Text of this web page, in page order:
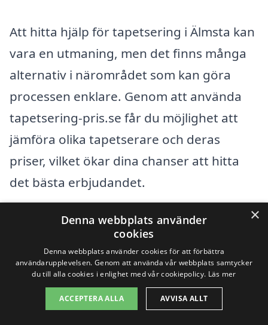
Att hitta hjälp för tapetsering i Älmsta kan
vara en utmaning, men det finns många
alternativ i närområdet som kan göra
processen enklare. Genom att använda
tapetsering-pris.se får du möjlighet att
jämföra olika tapetserare och deras
priser, vilket ökar dina chanser att hitta
det bästa erbjudandet.
När du söker efter tapetsering i Älmsta,
kan det vara bra att också överväga
tapetserare i närliggande städer. Här är
några exempel på städer där du också
kan hitta professionella tapetserare:
×
Denna webbplats använder
cookies
Denna webbplats använder cookies för att förbättra
användarupplevelsen. Genom att använda vår webbplats samtycker
du till alla cookies i enlighet med vår cookiepolicy. Läs mer
ACCEPTERA ALLA AVVISA ALLT